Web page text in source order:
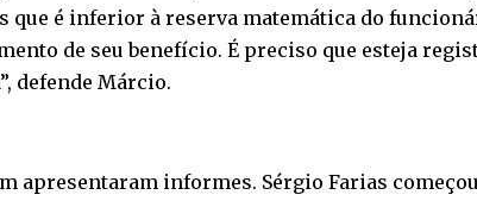
é inferior à reserva matemática do
de seu benefício. É preciso que esteja
defende Márcio.
apresentaram informes. Sérgio Farias